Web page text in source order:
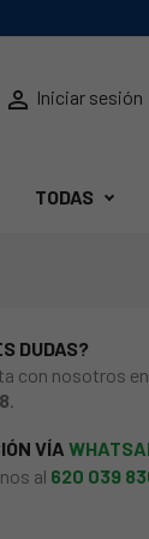
 Iniciar sesión
TODAS
DUDAS?
con nosotros
.
VÍA
al 620 039